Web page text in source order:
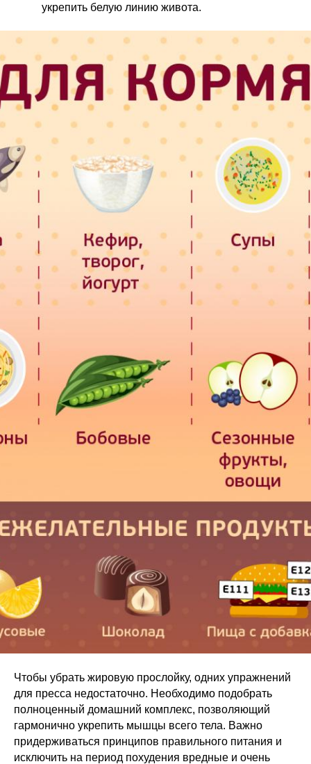
укрепить белую линию живота.
Чтобы убрать жировую прослойку, одних упражнений
для пресса недостаточно. Необходимо подобрать
полноценный домашний комплекс, позволяющий
гармонично укрепить мышцы всего тела. Важно
придерживаться принципов правильного питания и
исключить на период похудения вредные и очень